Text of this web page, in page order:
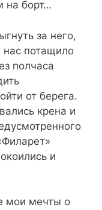
на борт…
за него,
нас потащило
полчаса
от берега.
крена и
и
мои мечты о